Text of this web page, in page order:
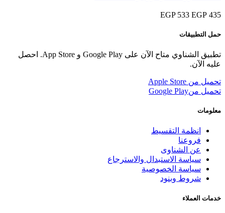
435 EGP
533 EGP
حمل التطبيقات
تطبيق الشناوي متاح الآن على Google Play و App Store. احصل
عليه الآن.
تحميل من Apple Store
تحميل منGoogle Play
معلومات
انظمة التقسيط
فروعنا
عن الشناوى
سياسة الاستبدال والاسترجاع
سياسة الخصوصية
شروط وبنود
خدمات العملاء